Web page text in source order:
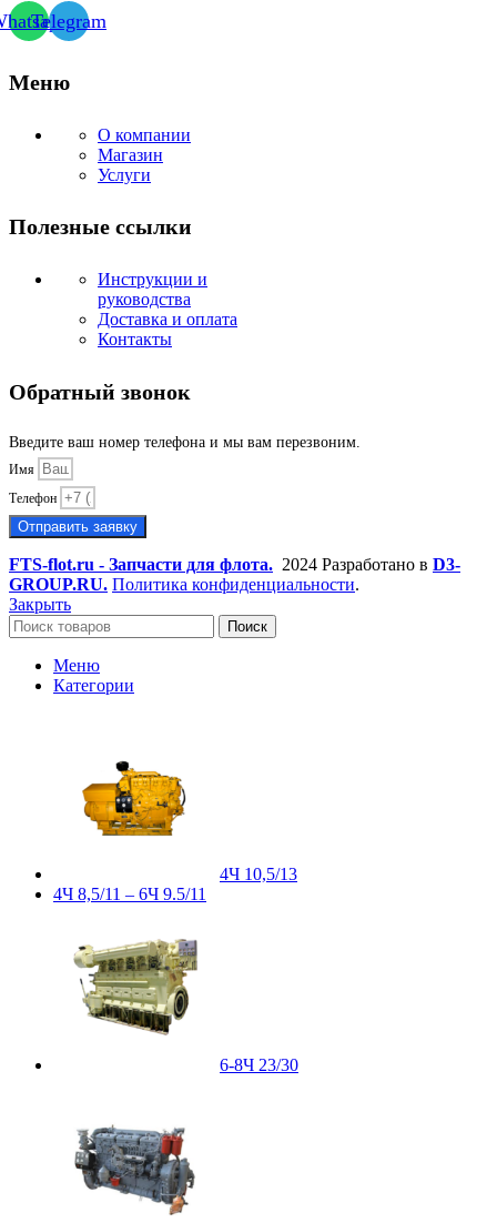
Telegram
Меню
О компании
Магазин
Услуги
Полезные ссылки
Инструкции и
руководства
Доставка и оплата
Контакты
Обратный звонок
Введите ваш номер телефона и мы вам перезвоним.
Имя
Телефон
Отправить заявку
FTS-flot.ru - Запчасти для флота. 2024 Разработано в D3-
GROUP.RU. Политика конфиденциальности.
Закрыть
Поиск
Меню
Категории
4Ч 10,5/13
4Ч 8,5/11 – 6Ч 9.5/11
6-8Ч 23/30